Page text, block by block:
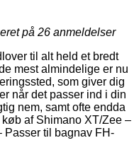
på 26 anmeldelser
til alt held et bredt
mest almindelige er nu
som giver dig
når det passer ind i din
nem, samt ofte endda
af Shimano XT/Zee –
Passer til bagnav FH-